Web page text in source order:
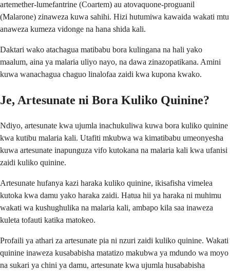
artemether-lumefantrine (Coartem) au atovaquone-proguanil
(Malarone) zinaweza kuwa sahihi. Hizi hutumiwa kawaida wakati mtu
anaweza kumeza vidonge na hana shida kali.
Daktari wako atachagua matibabu bora kulingana na hali yako
maalum, aina ya malaria uliyo nayo, na dawa zinazopatikana. Amini
kuwa wanachagua chaguo linalofaa zaidi kwa kupona kwako.
Je, Artesunate ni Bora Kuliko Quinine?
Ndiyo, artesunate kwa ujumla inachukuliwa kuwa bora kuliko quinine
kwa kutibu malaria kali. Utafiti mkubwa wa kimatibabu umeonyesha
kuwa artesunate inapunguza vifo kutokana na malaria kali kwa ufanisi
zaidi kuliko quinine.
Artesunate hufanya kazi haraka kuliko quinine, ikisafisha vimelea
kutoka kwa damu yako haraka zaidi. Hatua hii ya haraka ni muhimu
wakati wa kushughulika na malaria kali, ambapo kila saa inaweza
kuleta tofauti katika matokeo.
Profaili ya athari za artesunate pia ni nzuri zaidi kuliko quinine. Wakati
quinine inaweza kusababisha matatizo makubwa ya mdundo wa moyo
na sukari ya chini ya damu, artesunate kwa ujumla husababisha